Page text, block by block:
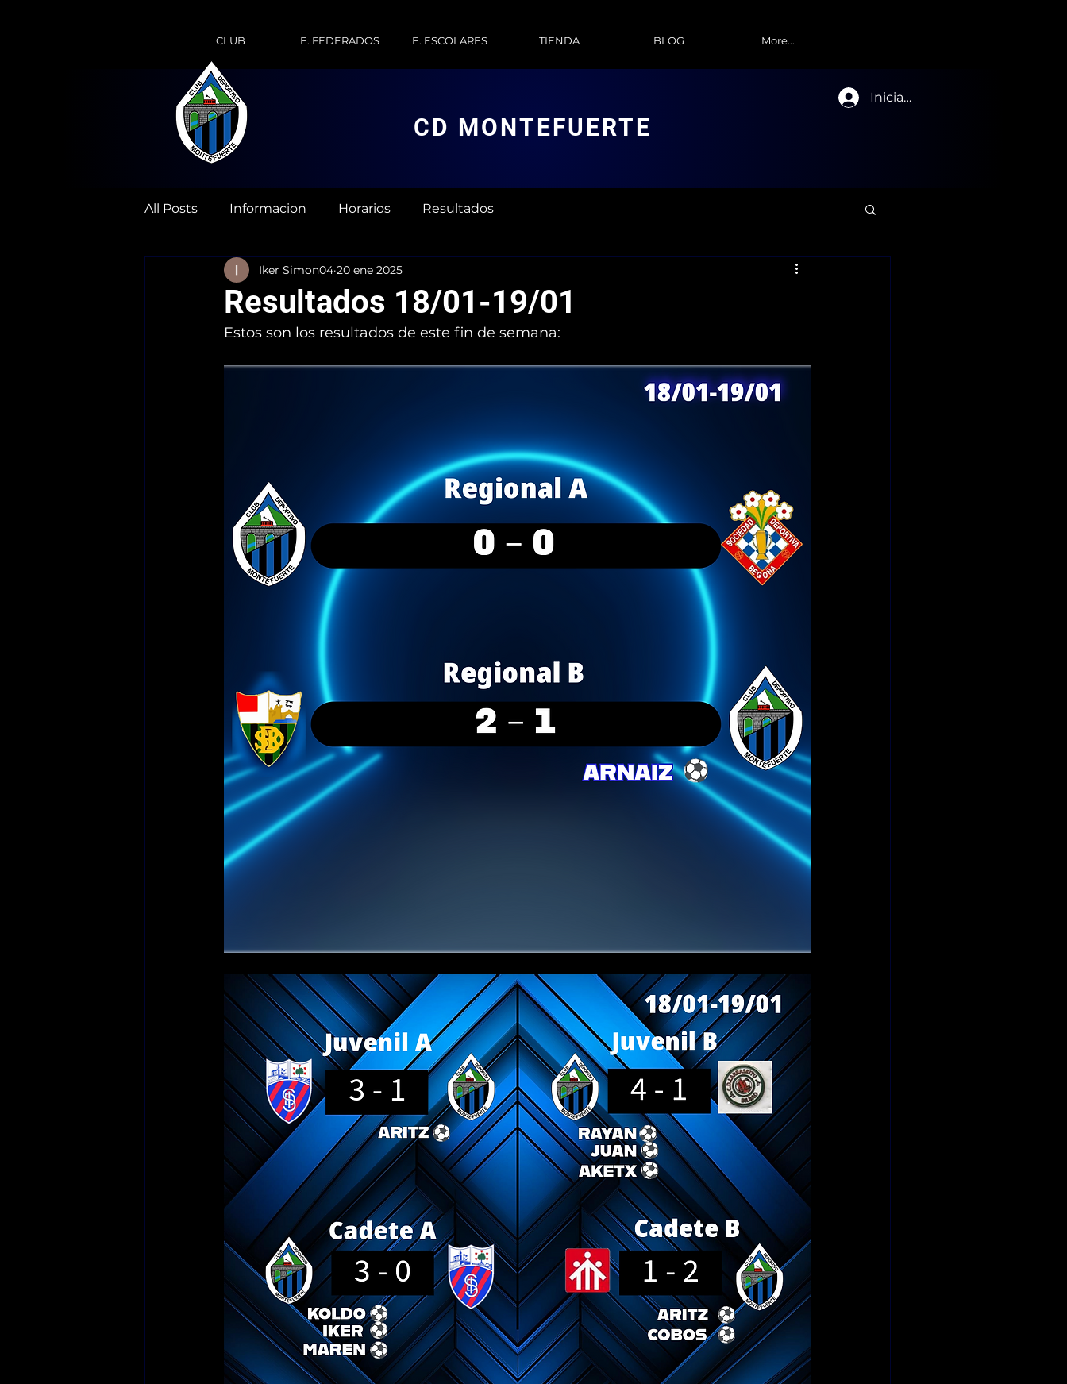
CLUB E. FEDERADOS E. ESCOLARES TIENDA BLOG More...
CD MONTEFUERTE
Iniciar sesión
All Posts Informacion Horarios Resultados
Resultados 18/01-19/01
Iker Simon04 20 ene 2025
Estos son los resultados de este fin de semana: